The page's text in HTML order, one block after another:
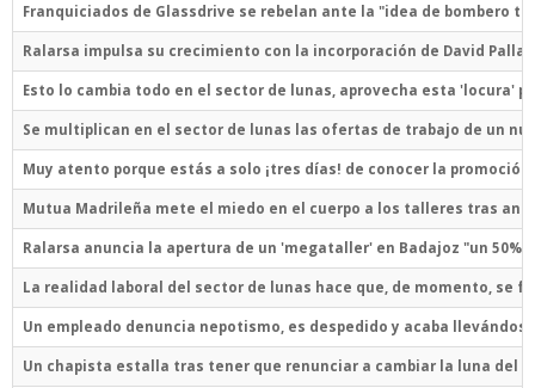
Franquiciados de Glassdrive se rebelan ante la "idea de bombero
Ralarsa impulsa su crecimiento con la incorporación de David
Esto lo cambia todo en el sector de lunas, aprovecha esta 'locura'
Se multiplican en el sector de lunas las ofertas de trabajo de un
Muy atento porque estás a solo ¡tres días! de conocer la promoción
Mutua Madrileña mete el miedo en el cuerpo a los talleres tras
Ralarsa anuncia la apertura de un 'megataller' en Badajoz "un
La realidad laboral del sector de lunas hace que, de momento, se
Un empleado denuncia nepotismo, es despedido y acaba
Un chapista estalla tras tener que renunciar a cambiar la luna del